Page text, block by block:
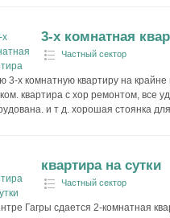
3-х комнатная
Частный сектор
3-х комнатную квартиру на крайне
квартира с хор ремонтом, все
и т д. хорошая стоянка
квартира на сутки
Частный сектор
Гагры сдается 2-комнатная